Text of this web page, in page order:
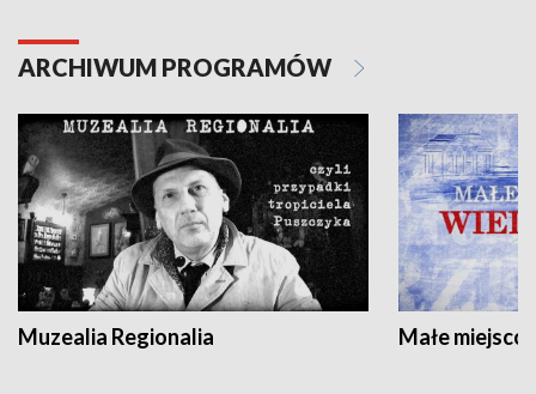
ARCHIWUM PROGRAMÓW
Muzealia Regionalia Małe